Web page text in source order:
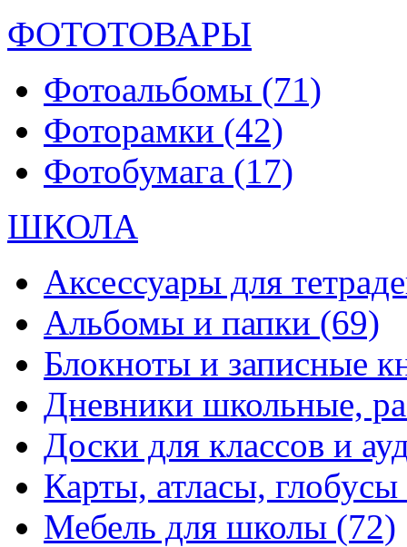
ФОТОТОВАРЫ
Фотоальбомы (71)
Фоторамки (42)
Фотобумага (17)
ШКОЛА
Аксессуары для
Альбомы и папки (69)
Блокноты и записные
Дневники школьные,
Доски для классов и
Карты, атласы, глобусы
Мебель для школы (72)